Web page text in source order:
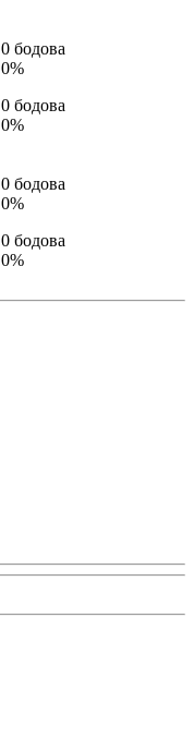
0 бодова
0%
0 бодова
0%
0 бодова
0%
0 бодова
0%